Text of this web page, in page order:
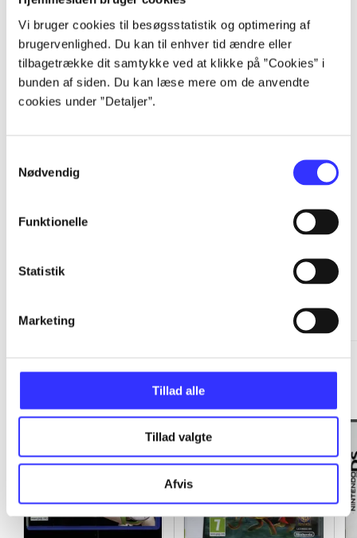
Vi bruger cookies til besøgsstatistik og optimering af
brugervenlighed. Du kan til enhver tid ændre eller
tilbagetrække dit samtykke ved at klikke på ”Cookies” i
bunden af siden. Du kan læse mere om de anvendte
cookies under ”Detaljer”.
Nødvendig
Funktionelle
Statistik
Marketing
Tillad alle
Tillad valgte
Afvis
...
...